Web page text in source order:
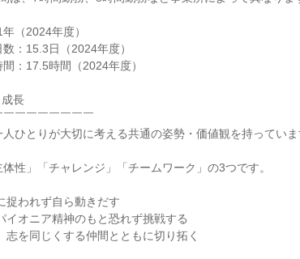
（2024年度）
：15.3日（2024年度）
：17.5時間（2024年度）
長
￣￣￣￣￣￣￣
ひとりが大切に考える共通の姿勢・価値観を持っていま
性」「チャレンジ」「チームワーク」の3つです。
捉われず自ら動きだす
イオニア精神のもと恐れず挑戦する
志を同じくする仲間とともに切り拓く